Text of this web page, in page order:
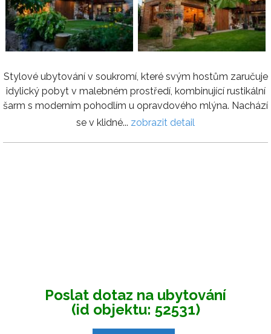
Stylové ubytování v soukromí, které svým hostům zaručuje
idylický pobyt v malebném prostředí, kombinující rustikální
šarm s moderním pohodlím u opravdového mlýna. Nachází
se v klidné... zobrazit detail
Poslat dotaz na ubytování
(id objektu: 52531)